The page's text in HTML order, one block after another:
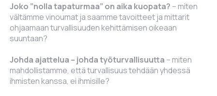
Joko ”nolla tapaturmaa” on aika kuopata? – miten
vältämme vinoumat ja saamme tavoitteet ja mittarit
ohjaamaan turvallisuuden kehittämisen oikeaan
suuntaan?
Johda ajattelua – johda työturvallisuutta – miten
mahdollistamme, että turvallisuus tehdään yhdessä
ihmisten kanssa, ei ihmisille?